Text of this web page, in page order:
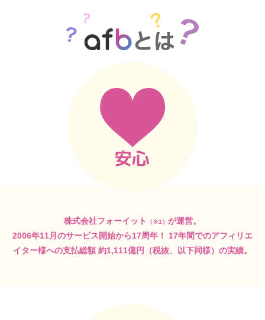
株式会社フォーイット （※1） が運営。
2006年11月のサービス開始から17周年！
17年間でのアフィリエ
イター様への支払総額 約1,111億円（税抜、以下同様）の実績。